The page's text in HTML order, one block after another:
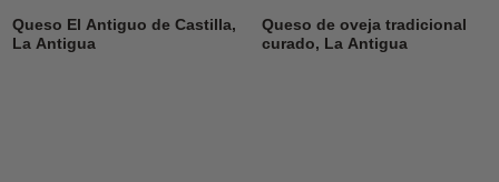
Queso El Antiguo de Castilla,
La Antigua
Queso de oveja tradicional
curado, La Antigua